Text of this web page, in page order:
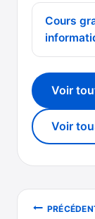
Cours
Voir
Voir